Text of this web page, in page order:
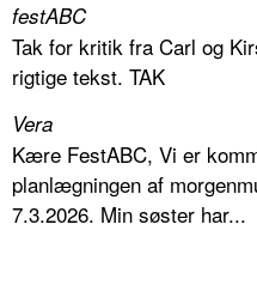
festABC
Tak for kritik fra Carl og
rigtige tekst. TAK
Vera
Kære FestABC, Vi er
planlægningen af
7.3.2026. Min søster har...